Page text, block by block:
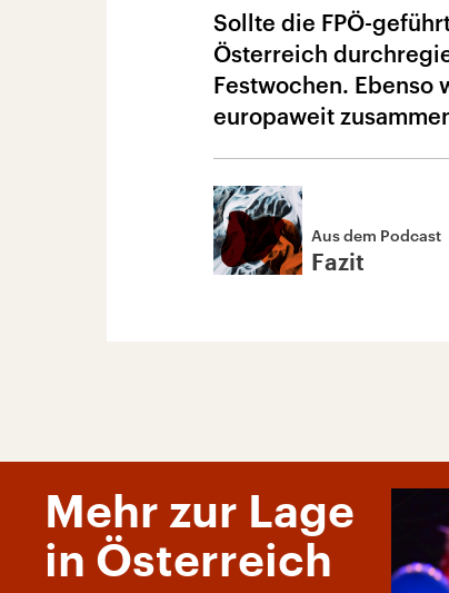
Sollte die FPÖ-
Österreich
Festwochen. Ebenso
europaweit
Aus dem Podcast
Fazit
Mehr zur Lage
in Österreich